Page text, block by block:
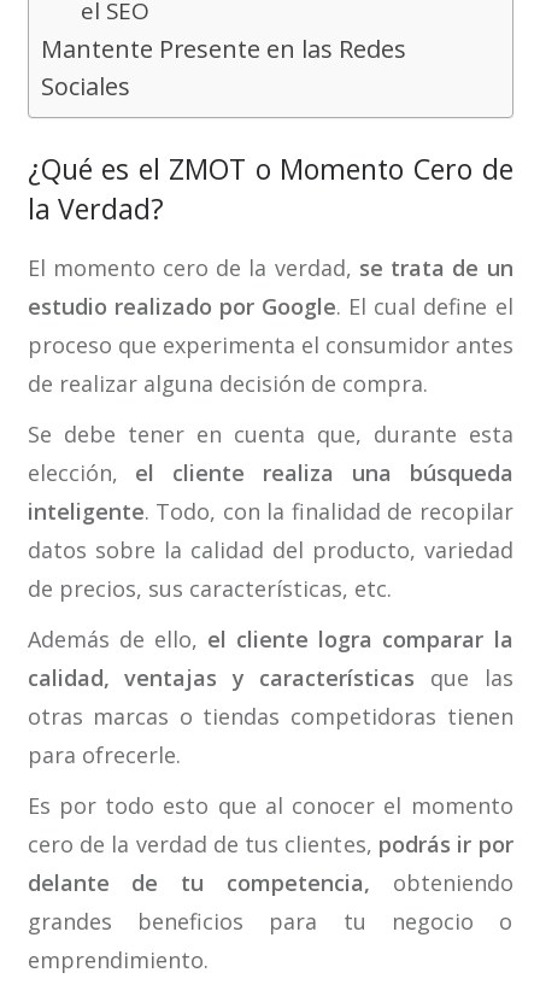
el SEO
Mantente Presente en las Redes
Sociales
¿Qué es el ZMOT o Momento Cero de
la Verdad?
El momento cero de la verdad, se trata de un
estudio realizado por Google. El cual define el
proceso que experimenta el consumidor antes
de realizar alguna decisión de compra.
Se debe tener en cuenta que, durante esta
elección, el cliente realiza una búsqueda
inteligente. Todo, con la finalidad de recopilar
datos sobre la calidad del producto, variedad
de precios, sus características, etc.
Además de ello, el cliente logra comparar la
calidad, ventajas y características que las
otras marcas o tiendas competidoras tienen
para ofrecerle.
Es por todo esto que al conocer el momento
cero de la verdad de tus clientes, podrás ir por
delante de tu competencia, obteniendo
grandes beneficios para tu negocio o
emprendimiento.